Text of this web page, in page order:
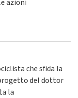
azioni
che sfida la
del dottor
la